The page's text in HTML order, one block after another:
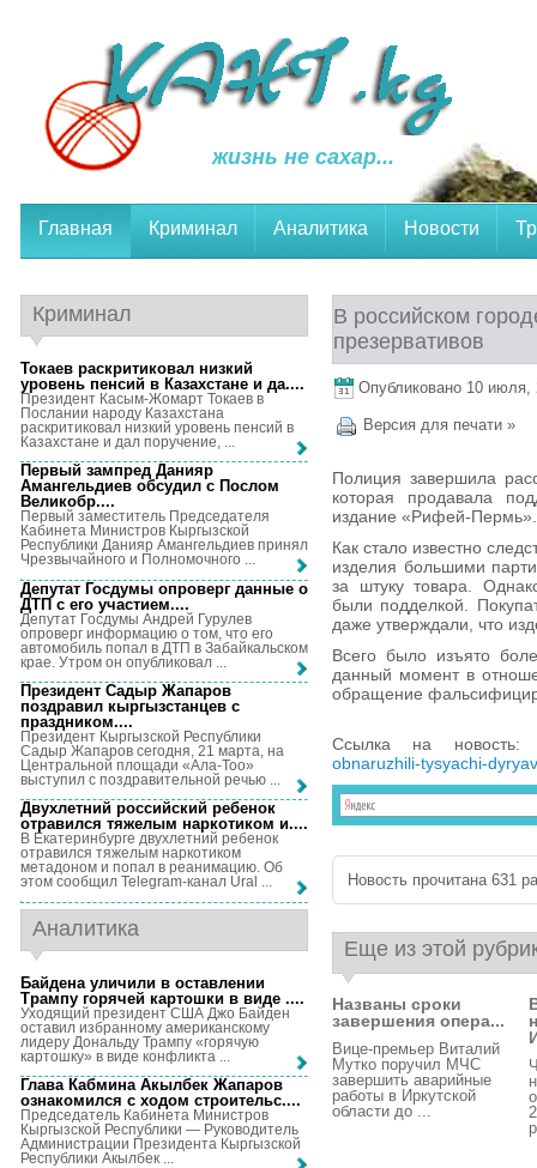
жизнь не сахар...
Главная Криминал Аналитика Новости
В российском
презервативов
Опубликовано 10 июля,
Версия для печати »
Полиция завершила
которая продавала
издание «Рифей-Пермь».
Как стало известно
изделия большими
за штуку товара.
были подделкой.
даже утверждали, что
Всего было изъято
данный момент в
обращение
Ссылка на
obnaruzhili-tysyachi-
Новость прочитана 631
Еще из этой
Названы сроки
завершения опера...
Вице-премьер Виталий
Мутко поручил МЧС
завершить аварийные
работы в Иркутской
области до ...
Криминал
Токаев раскритиковал низкий
уровень пенсий в Казахстане и да....
Президент Касым-Жомарт Токаев в
Послании народу Казахстана
раскритиковал низкий уровень пенсий в
Казахстане и дал поручение, ...
Первый зампред Данияр
Амангельдиев обсудил с Послом
Великобр....
Первый заместитель Председателя
Кабинета Министров Кыргызской
Республики Данияр Амангельдиев принял
Чрезвычайного и Полномочного ...
Депутат Госдумы опроверг данные о
ДТП с его участием....
Депутат Госдумы Андрей Гурулев
опроверг информацию о том, что его
автомобиль попал в ДТП в Забайкальском
крае. Утром он опубликовал ...
Президент Садыр Жапаров
поздравил кыргызстанцев с
праздником....
Президент Кыргызской Республики
Садыр Жапаров сегодня, 21 марта, на
Центральной площади «Ала-Тоо»
выступил с поздравительной речью ...
Двухлетний российский ребенок
отравился тяжелым наркотиком и....
В Екатеринбурге двухлетний ребенок
отравился тяжелым наркотиком
метадоном и попал в реанимацию. Об
этом сообщил Telegram-канал Ural ...
Аналитика
Байдена уличили в оставлении
Трампу горячей картошки в виде ....
Уходящий президент США Джо Байден
оставил избранному американскому
лидеру Дональду Трампу «горячую
картошку» в виде конфликта ...
Глава Кабмина Акылбек Жапаров
ознакомился с ходом строительс....
Председатель Кабинета Министров
Кыргызской Республики — Руководитель
Администрации Президента Кыргызской
Республики Акылбек ...